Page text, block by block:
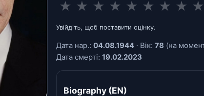
★ ★ ★ ★ ★ ★ ★ ★ ★
Увійдіть, щоб поставити оцінку.
Дата нар.: 04.08.1944 · Вік: 78 (на
Дата смерті: 19.02.2023
Biography (EN)